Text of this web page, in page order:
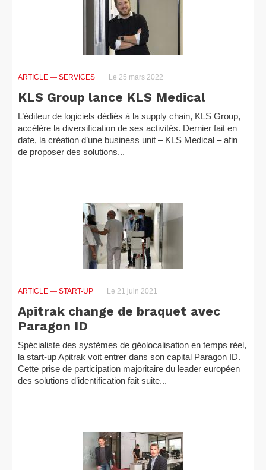
ARTICLE — SERVICES Le 25 mars 2022
KLS Group lance KLS Medical
L’éditeur de logiciels dédiés à la supply chain, KLS Group,
accélère la diversification de ses activités. Dernier fait en
date, la création d’une business unit – KLS Medical – afin
de proposer des solutions...
ARTICLE — START-UP Le 21 juin 2021
Apitrak change de braquet avec
Paragon ID
Spécialiste des systèmes de géolocalisation en temps réel,
la start-up Apitrak voit entrer dans son capital Paragon ID.
Cette prise de participation majoritaire du leader européen
des solutions d’identification fait suite...